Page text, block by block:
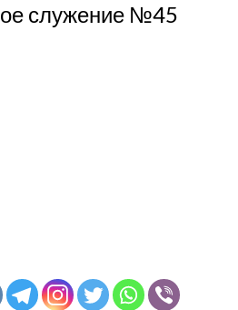
служение №45